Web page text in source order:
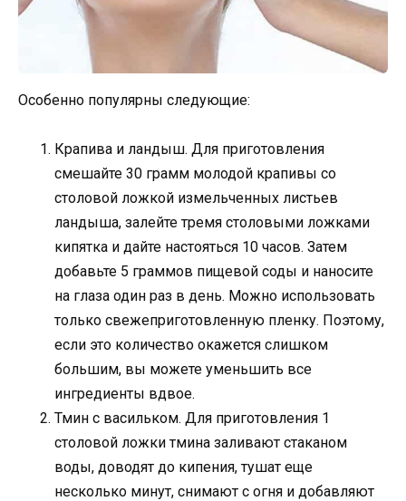
Особенно популярны следующие:
Крапива и ландыш. Для приготовления
смешайте 30 грамм молодой крапивы со
столовой ложкой измельченных листьев
ландыша, залейте тремя столовыми ложками
кипятка и дайте настояться 10 часов. Затем
добавьте 5 граммов пищевой соды и наносите
на глаза один раз в день. Можно использовать
только свежеприготовленную пленку. Поэтому,
если это количество окажется слишком
большим, вы можете уменьшить все
ингредиенты вдвое.
Тмин с васильком. Для приготовления 1
столовой ложки тмина заливают стаканом
воды, доводят до кипения, тушат еще
несколько минут, снимают с огня и добавляют